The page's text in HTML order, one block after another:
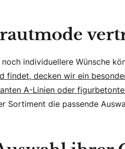
individuellere Wünsche
findet, decken wir ein
A-Linien oder
Sortiment die passende